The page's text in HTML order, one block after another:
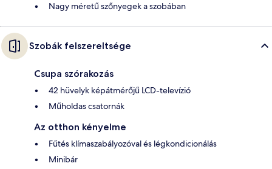
Nagy méretű szőnyegek a szobában
Szobák felszereltsége
Csupa szórakozás
42 hüvelyk képátmérőjű LCD-televízió
Műholdas csatornák
Az otthon kényelme
Fűtés klímaszabályozóval és légkondicionálás
Minibár